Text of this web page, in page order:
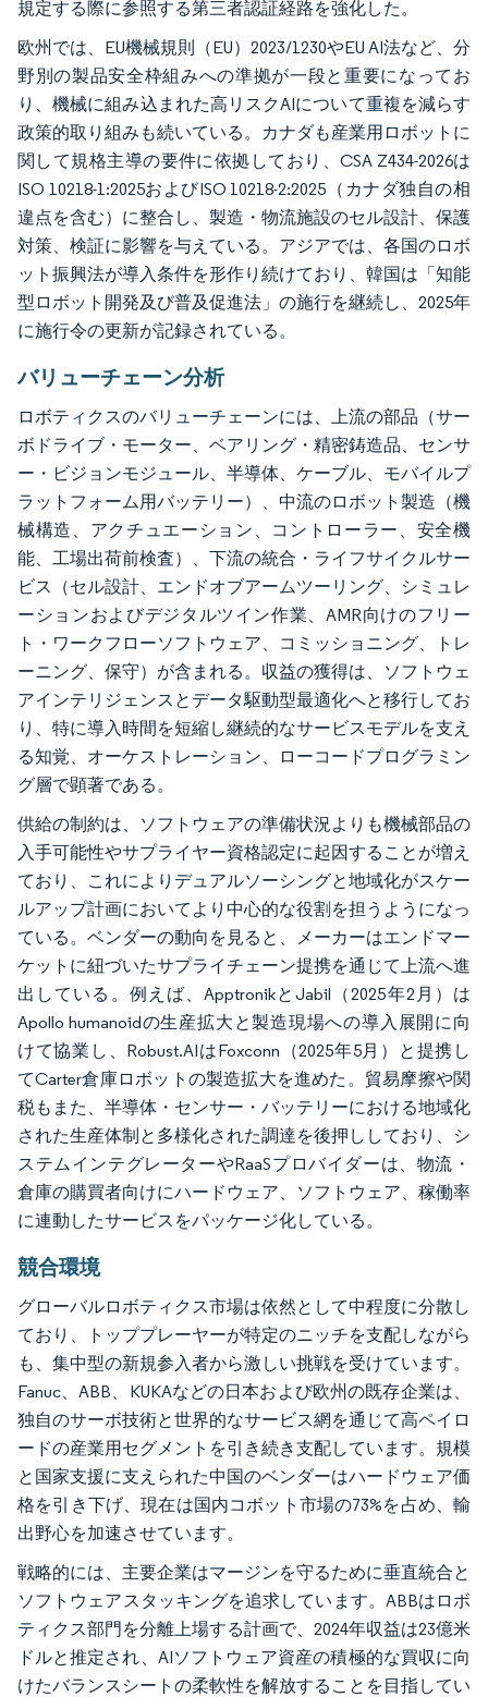
規定する際に参照する第三者認証経路を強化した。
欧州では、EU機械規則（EU）2023/1230やEU AI法など、分
野別の製品安全枠組みへの準拠が一段と重要になってお
り、機械に組み込まれた高リスクAIについて重複を減らす
政策的取り組みも続いている。カナダも産業用ロボットに
関して規格主導の要件に依拠しており、CSA Z434-2026は
ISO 10218-1:2025およびISO 10218-2:2025（カナダ独自の相
違点を含む）に整合し、製造・物流施設のセル設計、保護
対策、検証に影響を与えている。アジアでは、各国のロボ
ット振興法が導入条件を形作り続けており、韓国は「知能
型ロボット開発及び普及促進法」の施行を継続し、2025年
に施行令の更新が記録されている。
バリューチェーン分析
ロボティクスのバリューチェーンには、上流の部品（サー
ボドライブ・モーター、ベアリング・精密鋳造品、センサ
ー・ビジョンモジュール、半導体、ケーブル、モバイルプ
ラットフォーム用バッテリー）、中流のロボット製造（機
械構造、アクチュエーション、コントローラー、安全機
能、工場出荷前検査）、下流の統合・ライフサイクルサー
ビス（セル設計、エンドオブアームツーリング、シミュレ
ーションおよびデジタルツイン作業、AMR向けのフリー
ト・ワークフローソフトウェア、コミッショニング、トレ
ーニング、保守）が含まれる。収益の獲得は、ソフトウェ
アインテリジェンスとデータ駆動型最適化へと移行してお
り、特に導入時間を短縮し継続的なサービスモデルを支え
る知覚、オーケストレーション、ローコードプログラミン
グ層で顕著である。
供給の制約は、ソフトウェアの準備状況よりも機械部品の
入手可能性やサプライヤー資格認定に起因することが増え
ており、これによりデュアルソーシングと地域化がスケー
ルアップ計画においてより中心的な役割を担うようになっ
ている。ベンダーの動向を見ると、メーカーはエンドマー
ケットに紐づいたサプライチェーン提携を通じて上流へ進
出している。例えば、ApptronikとJabil（2025年2月）は
Apollo humanoidの生産拡大と製造現場への導入展開に向
けて協業し、Robust.AIはFoxconn（2025年5月）と提携し
てCarter倉庫ロボットの製造拡大を進めた。貿易摩擦や関
税もまた、半導体・センサー・バッテリーにおける地域化
された生産体制と多様化された調達を後押ししており、シ
ステムインテグレーターやRaaSプロバイダーは、物流・
倉庫の購買者向けにハードウェア、ソフトウェア、稼働率
に連動したサービスをパッケージ化している。
競合環境
グローバルロボティクス市場は依然として中程度に分散し
ており、トッププレーヤーが特定のニッチを支配しながら
も、集中型の新規参入者から激しい挑戦を受けています。
Fanuc、ABB、KUKAなどの日本および欧州の既存企業は、
独自のサーボ技術と世界的なサービス網を通じて高ペイロ
ードの産業用セグメントを引き続き支配しています。規模
と国家支援に支えられた中国のベンダーはハードウェア価
格を引き下げ、現在は国内コボット市場の73%を占め、輸
出野心を加速させています。
戦略的には、主要企業はマージンを守るために垂直統合と
ソフトウェアスタッキングを追求しています。ABBはロボ
ティクス部門を分離上場する計画で、2024年収益は23億米
ドルと推定され、AIソフトウェア資産の積極的な買収に向
けたバランスシートの柔軟性を解放することを目指してい